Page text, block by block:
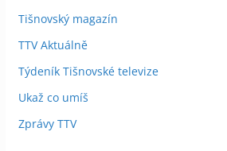
Tišnovský magazín
TTV Aktuálně
Týdeník Tišnovské televize
Ukaž co umíš
Zprávy TTV